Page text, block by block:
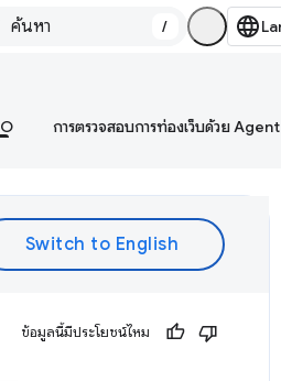
/
การตรวจสอบการท่องเว็บด้วย Agent
ข้อมูลนี้มีประโยชน์ไหม